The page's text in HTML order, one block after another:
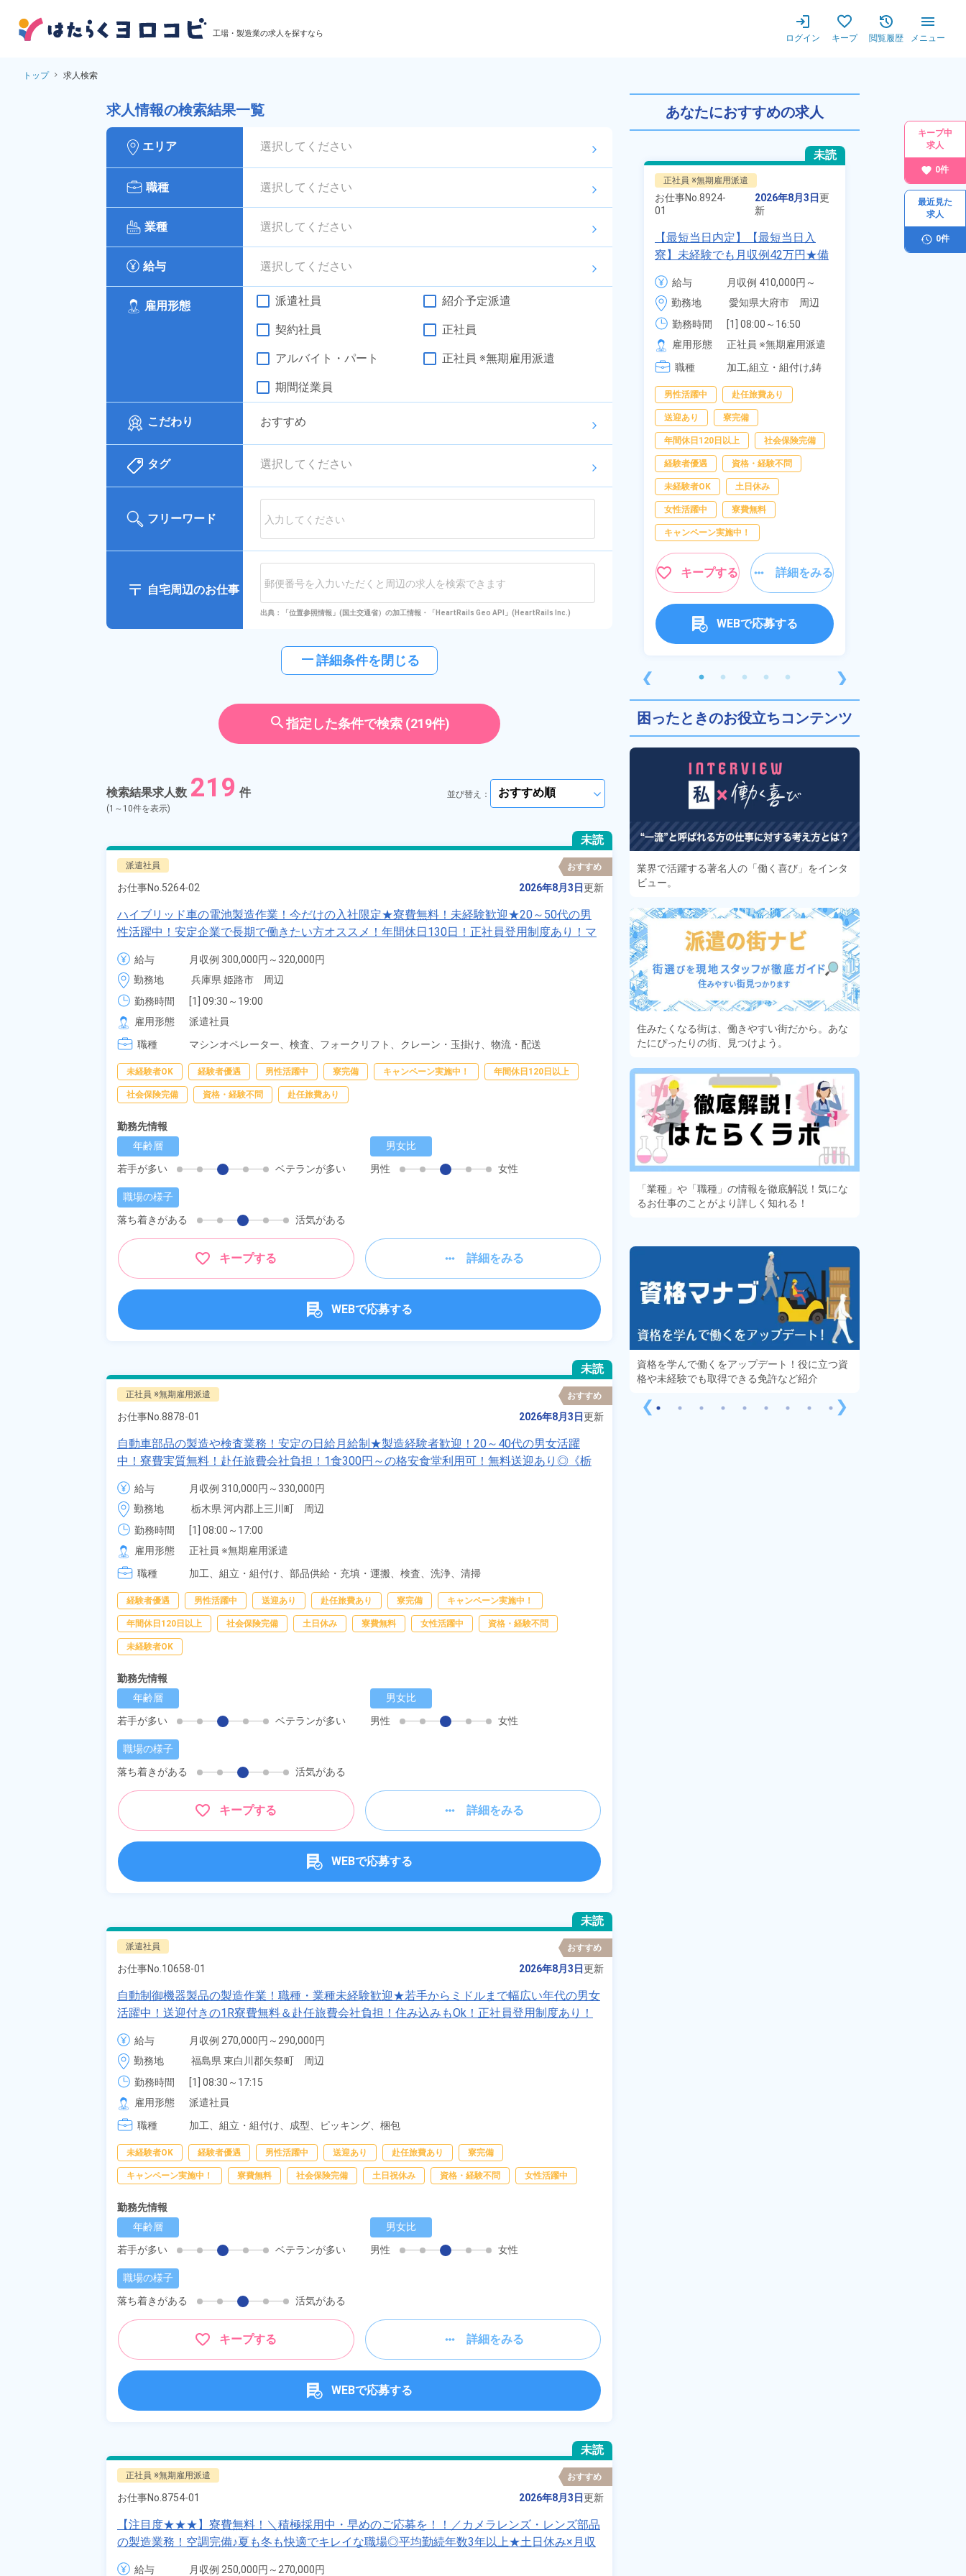
工場・製造業の求人を探すなら ログイン キープ 閲覧履歴 メニュー
トップ 求人検索
求人情報の検索結果一覧
エリア 選択してください arrow_forward_ios
職種 選択してください arrow_forward_ios
業種 選択してください arrow_forward_ios
給与 選択してください arrow_forward_ios
雇用形態 派遣社員 紹介予定派遣
契約社員 正社員
アルバイト・パート 正社員 ※無期雇用派遣
期間従業員
こだわり おすすめ arrow_forward_ios
タグ 選択してください arrow_forward_ios
フリーワード
自宅周辺のお仕事
出典：「位置参照情報」(国土交通省）の加工情報・「HeartRails Geo API」(HeartRails Inc.)
horizontal_rule詳細条件を閉じる
search指定した条件で検索 (219件)
検索結果求人数 219 件
(1～10件を表示)
並び替え： arrow_forward_ios
未読
派遣社員 おすすめ
お仕事No. 5264-02 2026年8月3日更新
ハイブリッド車の電池製造作業！今だけの入社限定★寮費無料！未経験歓迎★20～50代の男
性活躍中！安定企業で長期で働きたい方オススメ！年間休日130日！正社員登用制度あり！マ
イカー通勤OK！ワンルーム寮完備！《兵庫県姫路市》
給与
月収例 300,000円～320,000円
時給 1,400円～1,400円
勤務地
兵庫県 姫路市　周辺
勤務時間
[1] 09:30～19:00
[2] 20:30～06:00
[3] 08:30～17:05
雇用形態
派遣社員
職種
マシンオペレーター、 検査、 フォークリフト、 クレーン・玉掛け、 物流・配送
未経験者OK 経験者優遇 男性活躍中 寮完備 キャンペーン実施中！ 年間休日120日以上
社会保険完備 資格・経験不問 赴任旅費あり
勤務先情報
年齢層
若手が多い
ベテランが多い
男女比
男性
女性
職場の様子
落ち着きがある
活気がある
キープする 詳細をみる
WEBで応募する
未読
正社員 ※無期雇用派遣 おすすめ
お仕事No. 8878-01 2026年8月3日更新
自動車部品の製造や検査業務！安定の日給月給制★製造経験者歓迎！20～40代の男女活躍
中！寮費実質無料！赴任旅費会社負担！1食300円～の格安食堂利用可！無料送迎あり◎《栃
木県河内郡上三川町》
給与
月収例 310,000円～330,000円
給与 265,100円～265,100円
勤務地
栃木県 河内郡上三川町　周辺
勤務時間
[1] 08:00～17:00
[2] 20:00～05:00
雇用形態
正社員 ※無期雇用派遣
職種
加工、 組立・組付け、 部品供給・充填・運搬、 検査、 洗浄、 清掃
経験者優遇 男性活躍中 送迎あり 赴任旅費あり 寮完備 キャンペーン実施中！
年間休日120日以上 社会保険完備 土日休み 寮費無料 女性活躍中 資格・経験不問
未経験者OK
勤務先情報
年齢層
若手が多い
ベテランが多い
男女比
男性
女性
職場の様子
落ち着きがある
活気がある
キープする 詳細をみる
WEBで応募する
未読
派遣社員 おすすめ
お仕事No. 10658-01 2026年8月3日更新
自動制御機器製品の製造作業！職種・業種未経験歓迎★若手からミドルまで幅広い年代の男女
活躍中！送迎付きの1R寮費無料＆赴任旅費会社負担！住み込みもOk！正社員登用制度あり！
食堂利用OK！《福島県東白川郡矢祭町》
給与
月収例 270,000円～290,000円
時給 1,600円～1,600円
勤務地
福島県 東白川郡矢祭町　周辺
勤務時間
[1] 08:30～17:15
[2] 06:00～14:45
[3] 14:45～23:30
[4] 12:45～21:30
雇用形態
派遣社員
職種
加工、 組立・組付け、 成型、 ピッキング、 梱包
未経験者OK 経験者優遇 男性活躍中 送迎あり 赴任旅費あり 寮完備
キャンペーン実施中！ 寮費無料 社会保険完備 土日祝休み 資格・経験不問 女性活躍中
勤務先情報
年齢層
若手が多い
ベテランが多い
男女比
男性
女性
職場の様子
落ち着きがある
活気がある
キープする 詳細をみる
WEBで応募する
未読
正社員 ※無期雇用派遣 おすすめ
お仕事No. 8754-01 2026年8月3日更新
【注目度★★★】寮費無料！＼積極採用中・早めのご応募を！！／カメラレンズ・レンズ部品
の製造業務！空調完備♪夏も冬も快適でキレイな職場◎平均勤続年数3年以上★土日休み×月収
例26万円以上♪正社員雇用！《栃木県大田原市》
給与 月収例 250,000円～270,000円
あなたにおすすめの求人
❮
未読
で幅広い年代活躍中！備品付きワ
ンルーム寮完備！赴任旅費会社負
担！マイカー通勤OK！無料駐車場
完備！《北海道苫小牧市》
給与
月収例 220,000円～
240,000円
勤務地
北海道苫小牧市　周辺
勤務時間
男性活躍中 女性活躍中
経験者優遇 資格・経験不問
未読
正社員 ※無期雇用派遣
お仕事No. 8924-
01
2026年8月3日更
新
【最短当日内定】【最短当日入
寮】未経験でも月収例42万円★備
品付き寮完備＆赴任旅費会社負担
◎昇給・業績賞与あり！組立や塗
装など自動車製造の各種作業！
《愛知県大府市》
給与
月収例 410,000円～
430,000円
月給 277,000円～
277,000円
勤務地
愛知県大府市　周辺
勤務時間
[1] 08:00～16:50
[2] 06:25～15:10
[3] 17:05～01:50
雇用形態
正社員 ※無期雇用派遣
職種
加工,組立・組付け,鋳
男性活躍中 赴任旅費あり
送迎あり 寮完備
年間休日120日以上 社会保険完備
経験者優遇 資格・経験不問
未経験者OK 土日休み
女性活躍中 寮費無料
キャンペーン実施中！
キープする 詳細をみる
WEBで応募する
派遣社員
お仕事No.13283-
時給1900円！
❯
困ったときのお役立ちコンテンツ
業界で活躍する著名人の「働く喜び」をインタ
ビュー。
住みたくなる街は、働きやすい街だから。あな
たにぴったりの街、見つけよう。
「業種」や「職種」の情報を徹底解説！気にな
るお仕事のことがより詳しく知れる！
❮
あるモノに魅了され続け気がつけばマニア
に！？ディープな世界にあなたもきっとハマる
資格を学んで働くをアップデート！役に立つ資
格や未経験でも取得できる免許など紹介
❯
キープ中
求人
0件
最近見た
求人
0件